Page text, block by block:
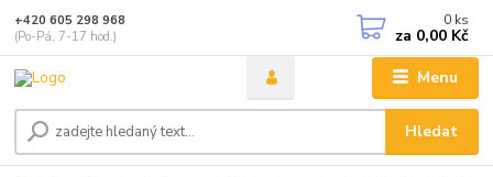
Menu
Hledat
+420 605 298 968
(Po-Pá, 7-17 hod.)
0 ks
za 0,00 Kč